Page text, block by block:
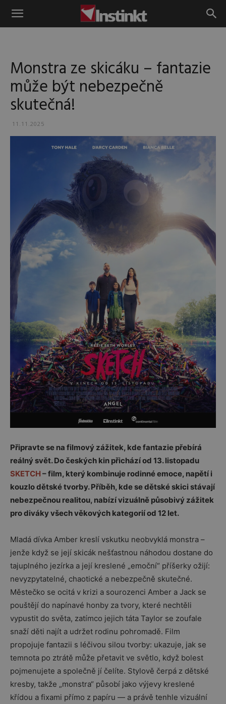
Instinkt
Monstra ze skicáku – fantazie
může být nebezpečně
skutečná!
11.11.2025
Připravte se na filmový zážitek, kde fantazie přebírá
reálný svět. Do českých kin přichází od 13. listopadu
SKETCH– film, který kombinuje rodinné emoce, napětí i
kouzlo dětské tvorby. Příběh, kde se dětské skici stávají
nebezpečnou realitou, nabízí vizuálně působivý zážitek
pro diváky všech věkových kategorií od 12 let.
Mladá dívka Amber kreslí vskutku neobvyklá monstra –
jenže když se její skicák nešťastnou náhodou dostane do
tajuplného jezírka a její kreslené „emoční“ příšerky ožijí:
nevyzpytatelné, chaotické a nebezpečně skutečné.
Městečko se ocitá v krizi a sourozenci Amber a Jack se
pouštějí do napínavé honby za tvory, které nechtěli
vypustit do světa, zatímco jejich táta Taylor se zoufale
snaží děti najít a udržet rodinu pohromadě. Film
propojuje fantazii s léčivou silou tvorby: ukazuje, jak se
temnota po ztrátě může přetavit ve světlo, když bolest
pojmenujete a společně jí čelíte. Stylově čerpá z dětské
kresby, takže „monstra“ působí jako výjevy kreslené
křídou a fixami přímo z papíru — a právě tenhle vizuální